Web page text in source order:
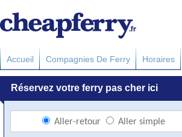
Accueil Compagnies De Ferry Horaires